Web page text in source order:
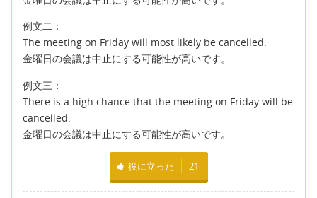
例文二：
The meeting on Friday will most likely be cancelled.
金曜日の会議は中止にする可能性が高いです。
例文三：
There is a high chance that the meeting on Friday will be
cancelled.
金曜日の会議は中止にする可能性が高いです。
役に立った 21